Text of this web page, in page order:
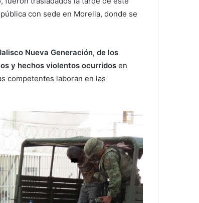
con sede en Morelia, donde se
Nueva Generación, de los
y hechos violentos ocurridos en
competentes laboran en las